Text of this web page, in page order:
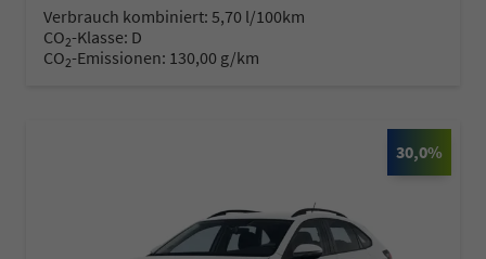
Verbrauch kombiniert: 5,70 l/100km
CO2-Klasse: D
CO2-Emissionen: 130,00 g/km
30,0%